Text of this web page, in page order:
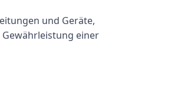
und Geräte,
einer